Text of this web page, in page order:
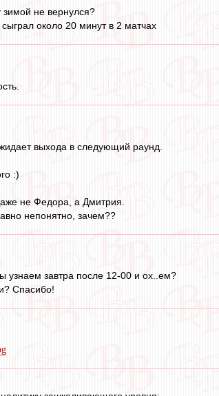
не вернулся?
около 20 минут в 2 матчах
выхода в следующий раунд.
:)
не Федора, а Дмитрия.
непонятно, зачем??
завтра после 12-00 и ох..ем?
Спасибо!